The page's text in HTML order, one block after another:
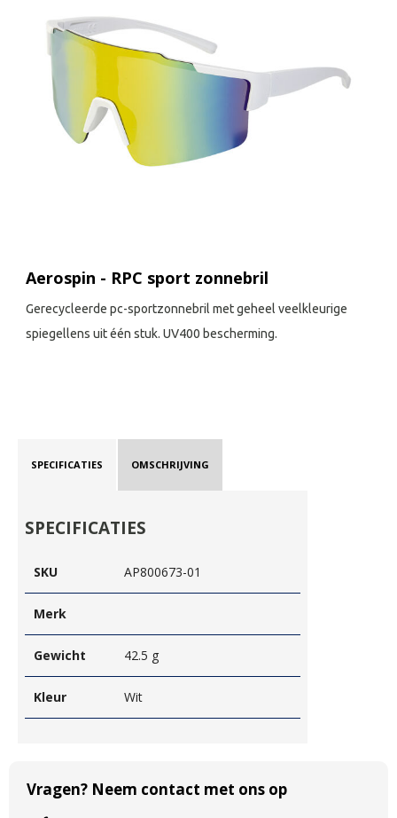
Aerospin - RPC sport zonnebril
Gerecycleerde pc-sportzonnebril met geheel veelkleurige
spiegellens uit één stuk. UV400 bescherming.
SPECIFICATIES OMSCHRIJVING
SPECIFICATIES
SKU AP800673-01
Merk
Gewicht 42.5 g
Kleur Wit
Vragen? Neem contact met ons op